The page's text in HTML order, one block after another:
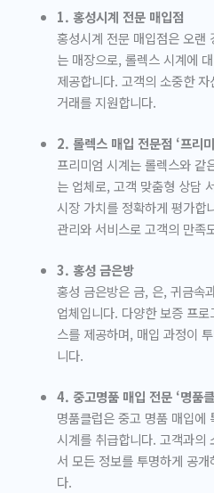
1. 홍성시계 전문 매입점
홍성시계 전문 매입점은 오랜
는 매장으로, 롤렉스 시계에
제공합니다. 고객의 소중한
거래를 지원합니다.
2. 롤렉스 매입 전문점 ‘프리
프리미엄 시계는 롤렉스와 같
는 업체로, 고객 맞춤형 상담
시장 가치를 정확하게 평가합
관리와 서비스로 고객의 만족
3. 홍성 금은방
홍성 금은방은 금, 은, 귀금속
업체입니다. 다양한 보증 프
스를 제공하며, 매입 과정이
니다.
4. 중고명품 매입 전문 ‘명품
명품클럽은 중고 명품 매입에
시계를 취급합니다. 고객과의
서 모든 정보를 투명하게 공
다.